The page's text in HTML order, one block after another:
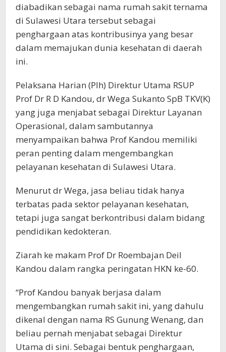
diabadikan sebagai nama rumah sakit ternama
di Sulawesi Utara tersebut sebagai
penghargaan atas kontribusinya yang besar
dalam memajukan dunia kesehatan di daerah
ini.
Pelaksana Harian (Plh) Direktur Utama RSUP
Prof Dr R D Kandou, dr Wega Sukanto SpB TKV(K)
yang juga menjabat sebagai Direktur Layanan
Operasional, dalam sambutannya
menyampaikan bahwa Prof Kandou memiliki
peran penting dalam mengembangkan
pelayanan kesehatan di Sulawesi Utara.
Menurut dr Wega, jasa beliau tidak hanya
terbatas pada sektor pelayanan kesehatan,
tetapi juga sangat berkontribusi dalam bidang
pendidikan kedokteran.
Ziarah ke makam Prof Dr Roembajan Deil
Kandou dalam rangka peringatan HKN ke-60.
“Prof Kandou banyak berjasa dalam
mengembangkan rumah sakit ini, yang dahulu
dikenal dengan nama RS Gunung Wenang, dan
beliau pernah menjabat sebagai Direktur
Utama di sini. Sebagai bentuk penghargaan,